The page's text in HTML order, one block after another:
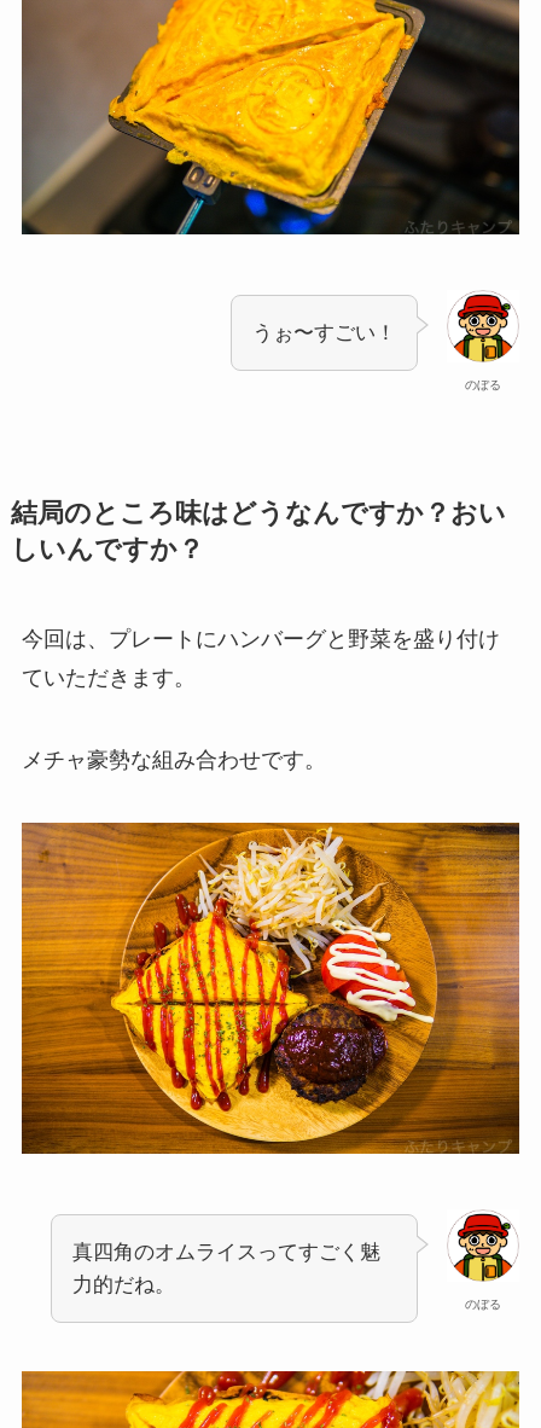
のぼる
うぉ〜すごい！
結局のところ味はどうなんですか？おい
しいんですか？
今回は、プレートにハンバーグと野菜を盛り付け
ていただきます。
メチャ豪勢な組み合わせです。
のぼる
真四角のオムライスってすごく魅
力的だね。